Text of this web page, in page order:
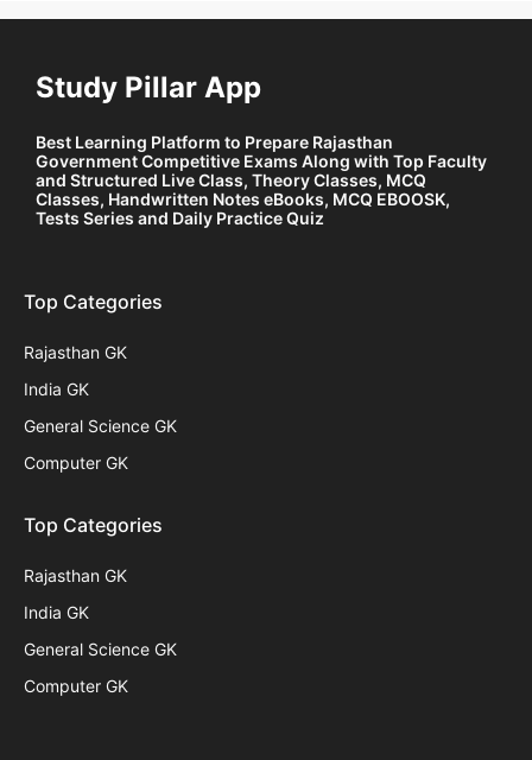
Study Pillar App
Best Learning Platform to Prepare Rajasthan
Government Competitive Exams Along with Top Faculty
and Structured Live Class, Theory Classes, MCQ
Classes, Handwritten Notes eBooks, MCQ EBOOSK,
Tests Series and Daily Practice Quiz
Top Categories
Rajasthan GK
India GK
General Science GK
Computer GK
Top Categories
Rajasthan GK
India GK
General Science GK
Computer GK